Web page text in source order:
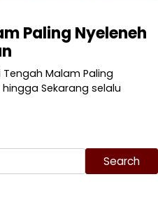
Paling Nyeleneh
Malam Paling
Sekarang selalu
Search